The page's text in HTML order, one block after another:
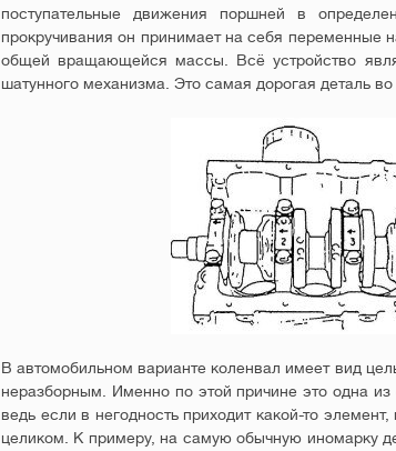
поступательные движения поршней в
прокручивания он принимает на себя переменные
общей вращающейся массы. Всё устройство
шатунного механизма. Это самая дорогая деталь во
В автомобильном варианте коленвал имеет вид
неразборным. Именно по этой причине это одна из
ведь если в негодность приходит какой-то
целиком. К примеру, на самую обычную иномарку